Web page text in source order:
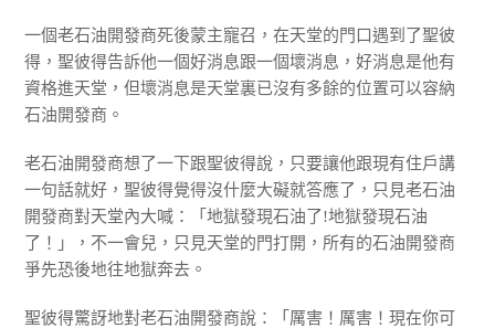
一個老石油開發商死後蒙主寵召，在天堂的門口遇到了聖彼
得，聖彼得告訴他一個好消息跟一個壞消息，好消息是他有
資格進天堂，但壞消息是天堂裏已沒有多餘的位置可以容納
石油開發商。
老石油開發商想了一下跟聖彼得說，只要讓他跟現有住戶講
一句話就好，聖彼得覺得沒什麼大礙就答應了，只見老石油
開發商對天堂內大喊：「地獄發現石油了!地獄發現石油
了！」，不一會兒，只見天堂的門打開，所有的石油開發商
爭先恐後地往地獄奔去。
聖彼得驚訝地對老石油開發商說：「厲害！厲害！現在你可